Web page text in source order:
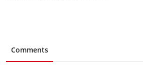
Comments